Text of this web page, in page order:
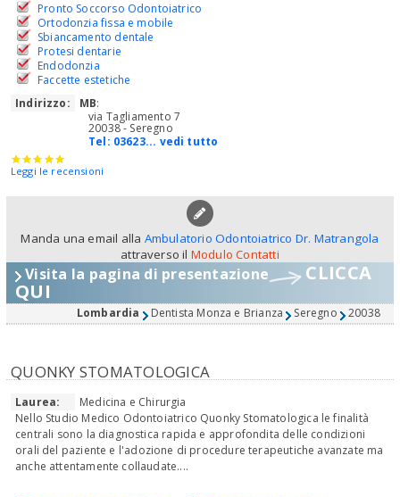
Pronto Soccorso Odontoiatrico
Ortodonzia fissa e mobile
Sbiancamento dentale
Protesi dentarie
Endodonzia
Faccette estetiche
Indirizzo:
MB:
via Tagliamento 7
20038 - Seregno
Tel: 03623... vedi tutto
Leggi le recensioni
Manda una email alla Ambulatorio Odontoiatrico Dr. Matrangola
attraverso il Modulo Contatti
Visita la pagina di presentazione CLICCA
QUI
Lombardia Dentista Monza e Brianza Seregno 20038
QUONKY STOMATOLOGICA
Laurea:
Medicina e Chirurgia
Nello Studio Medico Odontoiatrico Quonky Stomatologica le finalità
centrali sono la diagnostica rapida e approfondita delle condizioni
orali del paziente e l'adozione di procedure terapeutiche avanzate ma
anche attentamente collaudate....